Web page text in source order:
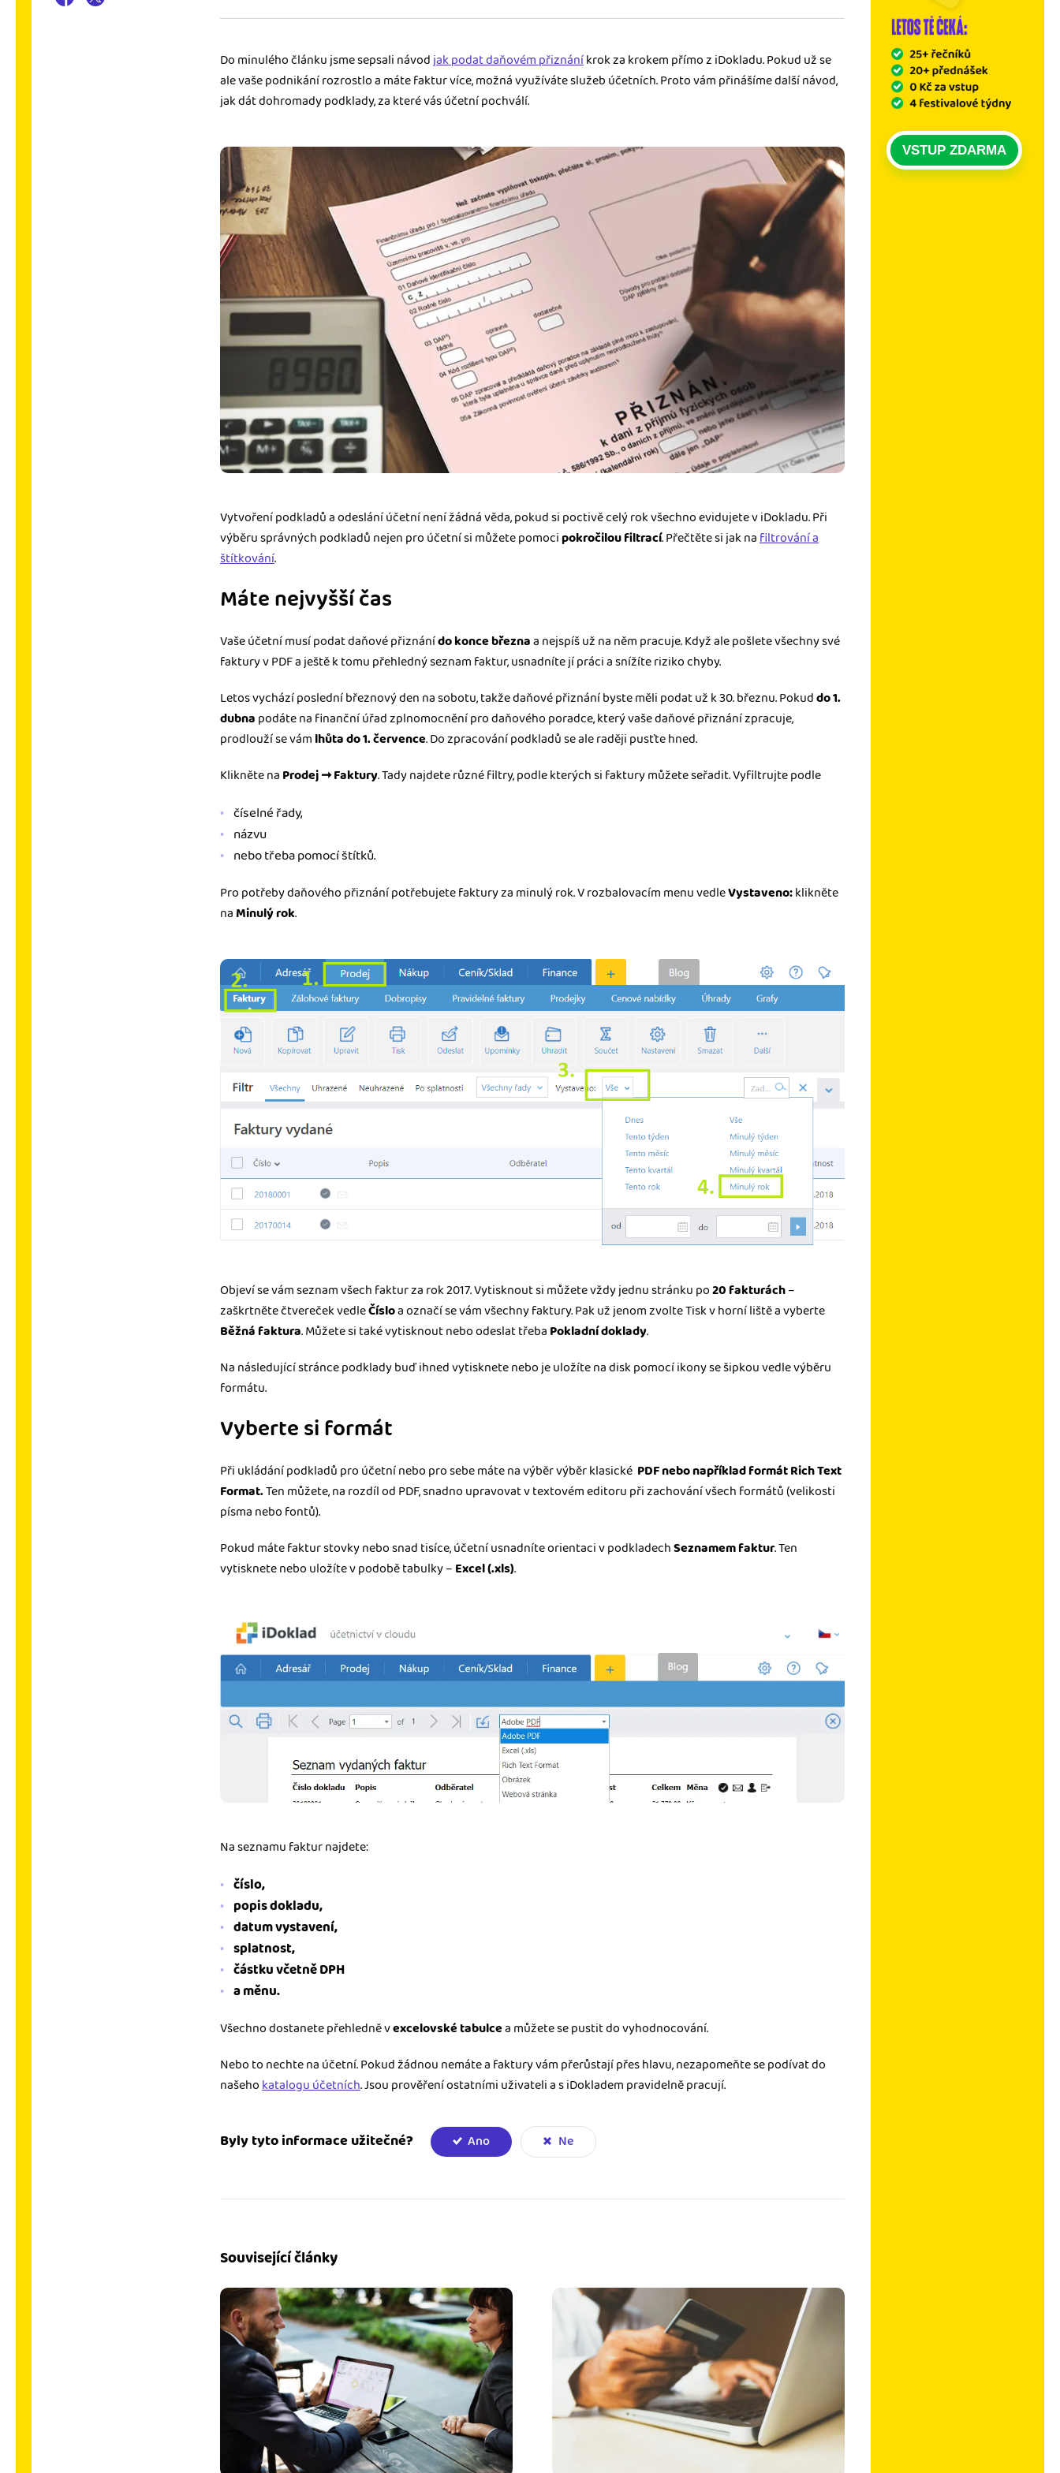
úřad v naprostém pořádku.
Propojení na další systémy
VSTUP ZDARMA
Do minulého článku jsme sepsali návod jak podat daňovém přiznáníkrok za krokem přímo z iDokladu. Pokud už se
ale vaše podnikání rozrostlo a máte faktur více, možná využíváte služeb účetních. Proto vám přinášíme další návod,
jak dát dohromady podklady, za které vás účetní pochválí.
Vytvoření podkladů a odeslání účetní není žádná věda, pokud si poctivě celý rok všechno evidujete v iDokladu. Při
výběru správných podkladů nejen pro účetní si můžete pomocipokročilou filtrací. Přečtěte si jak nafiltrování a
štítkování.
Máte nejvyšší čas
Vaše účetní musí podat daňové přiznánído konce březnaa nejspíš už na něm pracuje. Když ale pošlete všechny své
faktury v PDF a ještě k tomu přehledný seznam faktur, usnadníte jí práci a snížíte riziko chyby.
Letos vychází poslední březnový den na sobotu, takže daňové přiznání byste měli podat už k 30. březnu. Pokuddo 1.
dubna podáte na finanční úřad zplnomocnění pro daňového poradce, který vaše daňové přiznání zpracuje,
prodlouží se vám lhůta do 1. července. Do zpracování podkladů se ale raději pusťte hned.
Klikněte na Prodej➞ Faktury. Tady najdete různé filtry, podle kterých si faktury můžete seřadit. Vyfiltrujte podle
číselné řady,
názvu
nebo třeba pomocí štítků.
Pro potřeby daňového přiznání potřebujete faktury za minulý rok. V rozbalovacím menu vedleVystaveno:klikněte
na Minulý rok.
Objeví se vám seznam všech faktur za rok 2017. Vytisknout si můžete vždy jednu stránku po20 fakturách–
zaškrtněte čtvereček vedleČísloa označí se vám všechny faktury. Pak už jenom zvolte Tisk v horní liště a vyberte
Běžná faktura. Můžete si také vytisknout nebo odeslat třeba Pokladní doklady.
Na následující stránce podklady buď ihned vytisknete nebo je uložíte na disk pomocí ikony se šipkou vedle výběru
formátu.
Vyberte si formát
Při ukládání podkladů pro účetní nebo pro sebe máte na výběr výběr klasické PDF nebo například formát Rich Text
Format.Ten můžete, na rozdíl od PDF, snadno upravovat v textovém editoru při zachování všech formátů (velikosti
písma nebo fontů).
Pokud máte faktur stovky nebo snad tisíce, účetní usnadníte orientaci v podkladechSeznamem faktur. Ten
vytisknete nebo uložíte v podobě tabulky – Excel (.xls).
Na seznamu faktur najdete:
číslo,
popis dokladu,
datum vystavení,
splatnost,
částku včetně DPH
a měnu.
Všechno dostanete přehledně vexcelovské tabulcea můžete se pustit do vyhodnocování.
Nebo to nechte na účetní. Pokud žádnou nemáte a faktury vám přerůstají přes hlavu, nezapomeňte se podívat do
našehokatalogu účetních. Jsou prověření ostatními uživateli a s iDokladem pravidelně pracují.
Byly tyto informace užitečné? Ano Ne
Související články